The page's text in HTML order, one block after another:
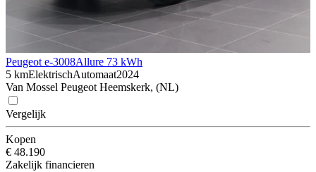
Peugeot e-3008Allure 73 kWh
5 kmElektrischAutomaat2024
Van Mossel Peugeot Heemskerk, (NL)
Vergelijk
Kopen
€ 48.190
Zakelijk financieren